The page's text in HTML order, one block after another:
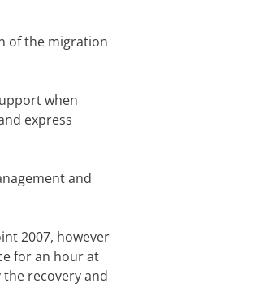
of the migration
when
express
and
2007, however
for an hour at
recovery and